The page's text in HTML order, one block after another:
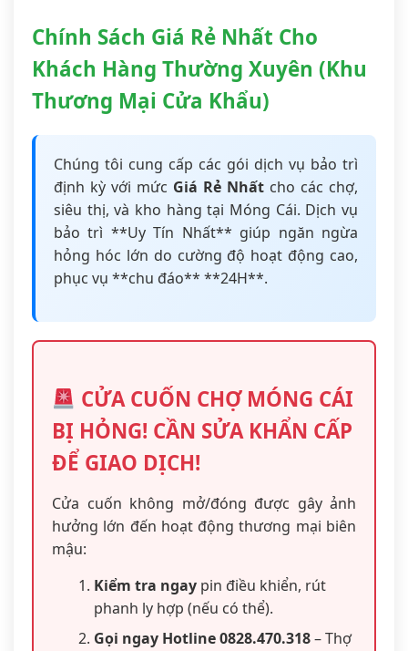
Chính Sách Giá Rẻ Nhất Cho
Khách Hàng Thường Xuyên (Khu
Thương Mại Cửa Khẩu)
Chúng tôi cung cấp các gói dịch vụ bảo trì
định kỳ với mức Giá Rẻ Nhất cho các chợ,
siêu thị, và kho hàng tại Móng Cái. Dịch vụ
bảo trì **Uy Tín Nhất** giúp ngăn ngừa
hỏng hóc lớn do cường độ hoạt động cao,
phục vụ **chu đáo** **24H**.
CỬA CUỐN CHỢ MÓNG CÁI
BỊ HỎNG! CẦN SỬA KHẨN CẤP
ĐỂ GIAO DỊCH!
Cửa cuốn không mở/đóng được gây ảnh
hưởng lớn đến hoạt động thương mại biên
mậu:
Kiểm tra ngaypin điều khiển, rút
phanh ly hợp (nếu có thể).
Gọi ngay Hotline 0828.470.318– Thợ